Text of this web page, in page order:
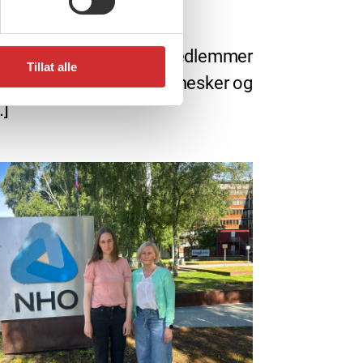
Tillat alle
fra FO
eneste dag bidrar FO-medlemmer
en forskjell for mennesker og